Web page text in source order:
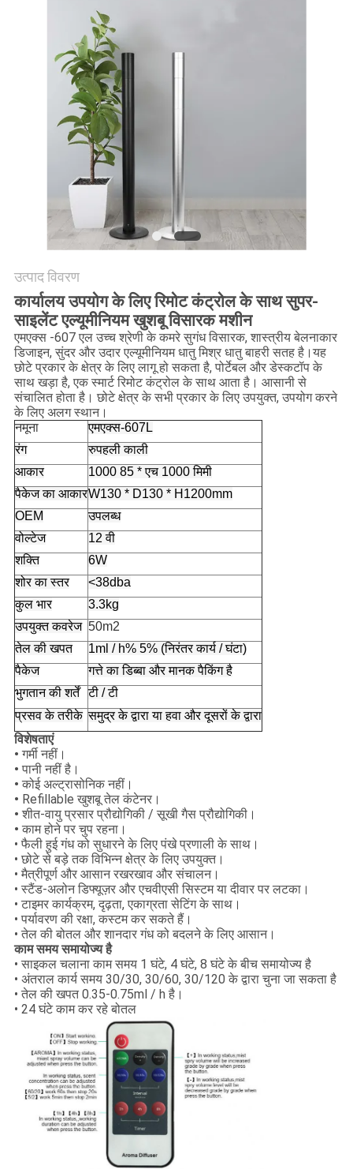
SHOPPING
ONLINE
PRIVACY
POLICY
उत्पाद विवरण
कार्यालय उपयोग के लिए रिमोट कंट्रोल के साथ सुपर-
साइलेंट एल्यूमीनियम खुशबू विसारक मशीन
एमएक्स -607 एल उच्च श्रेणी के कमरे सुगंध विसारक, शास्त्रीय बेलनाकार
डिजाइन, सुंदर और उदार एल्यूमीनियम धातु मिश्र धातु बाहरी सतह है।यह
छोटे प्रकार के क्षेत्र के लिए लागू हो सकता है, पोर्टेबल और डेस्कटॉप के
साथ खड़ा है, एक स्मार्ट रिमोट कंट्रोल के साथ आता है। आसानी से
संचालित होता है। छोटे क्षेत्र के सभी प्रकार के लिए उपयुक्त, उपयोग करने
के लिए अलग स्थान।
नमूना
एमएक्स-607L
रंग
रुपहली काली
आकार
1000 85 * एच 1000 मिमी
पैकेज का आकारW130 * D130 * H1200mm
OEM
उपलब्ध
वोल्टेज
12 वी
शक्ति
6W
शोर का स्तर
<38dba
कुल भार
3.3kg
उपयुक्त कवरेज 50m2
तेल की खपत
1ml / h% 5% (निरंतर कार्य / घंटा)
पैकेज
गत्ते का डिब्बा और मानक पैकिंग है
भुगतान की शर्तें
टी / टी
प्रसव के तरीके समुद्र के द्वारा या हवा और दूसरों के द्वारा
विशेषताएं
• गर्मी नहीं।
• पानी नहीं है।
• कोई अल्ट्रासोनिक नहीं।
• Refillable खुशबू तेल कंटेनर।
• शीत-वायु प्रसार प्रौद्योगिकी / सूखी गैस प्रौद्योगिकी।
• काम होने पर चुप रहना।
• फैली हुई गंध को सुधारने के लिए पंखे प्रणाली के साथ।
• छोटे से बड़े तक विभिन्न क्षेत्र के लिए उपयुक्त।
• मैत्रीपूर्ण और आसान रखरखाव और संचालन।
• स्टैंड-अलोन डिफ्यूज़र और एचवीएसी सिस्टम या दीवार पर लटका।
• टाइमर कार्यक्रम, दृढ़ता, एकाग्रता सेटिंग के साथ।
• पर्यावरण की रक्षा, कस्टम कर सकते हैं।
• तेल की बोतल और शानदार गंध को बदलने के लिए आसान।
काम समय समायोज्य है
• साइकल चलाना काम समय 1 घंटे, 4 घंटे, 8 घंटे के बीच समायोज्य है
• अंतराल कार्य समय 30/30, 30/60, 30/120 के द्वारा चुना जा सकता है
• तेल की खपत 0.35-0.75ml / h है।
• 24 घंटे काम कर रहे बोतल